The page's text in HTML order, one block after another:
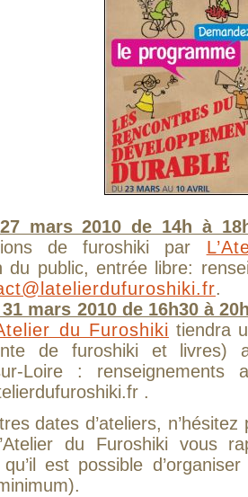
mars 2010 de 14h à
de furoshiki par
du public, entrée libre:
.
mars 2010 de 16h30 à
du Furoshiki tiendra
de furoshiki et livres)
sur-Loire :
.
dates d’ateliers,
du Furoshiki vous
est possible